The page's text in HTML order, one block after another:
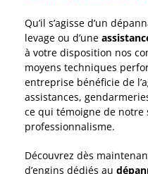
Qu’il s’agisse d’un
levage ou d’une
à votre disposition nos
moyens techniques
entreprise bénéficie de
assistances,
ce qui témoigne de
professionnalisme.
Découvrez dès
d’engins dédiés au